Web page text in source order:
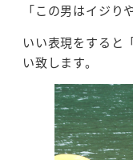
「この男はイジり
いい表現をすると
い致します。